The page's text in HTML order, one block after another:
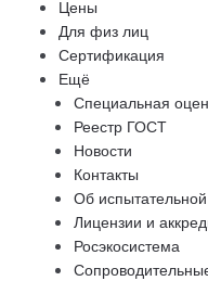
Цены
Для физ лиц
Сертификация
Ещё
Специальная
Реестр ГОСТ
Новости
Контакты
Об
Лицензии и
Росэкосистема